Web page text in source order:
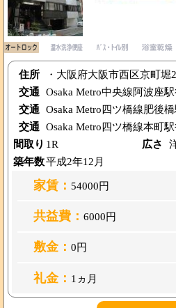
住所
・大阪府大阪市西区京町堀
交通 Osaka Metro中央線阿波座
交通 Osaka Metro四ツ橋線肥後
交通 Osaka Metro四ツ橋線本町
間取り 1R 広さ
築年数平成2年12月
家賃： 54000円
共益費： 6000円
敷金： 0円
礼金： 1ヵ月